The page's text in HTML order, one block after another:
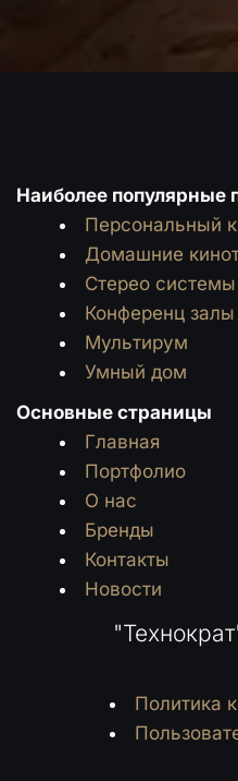
Наиболее популярные
Персональный
Домашние
Стерео системы
Конференц залы
Мультирум
Умный дом
Основные страницы
Главная
Портфолио
О нас
Бренды
Контакты
Новости
Политика